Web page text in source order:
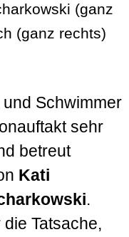
(ganz
(ganz rechts)
Schwimmer
sehr
betreut
Kati
.
Tatsache,